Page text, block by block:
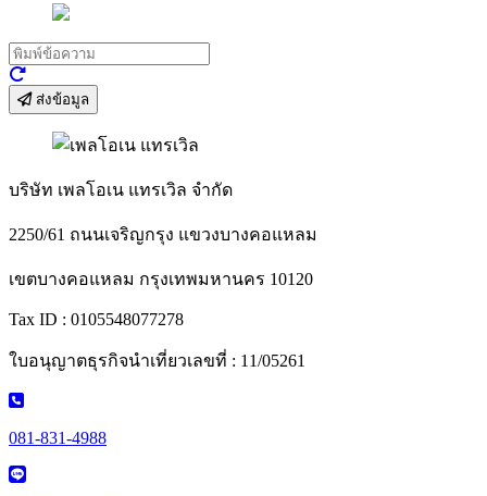
ส่งข้อมูล
บริษัท เพลโอเน แทรเวิล จำกัด
2250/61 ถนนเจริญกรุง แขวงบางคอแหลม
เขตบางคอแหลม กรุงเทพมหานคร 10120
Tax ID : 0105548077278
ใบอนุญาตธุรกิจนำเที่ยวเลขที่ : 11/05261
081-831-4988